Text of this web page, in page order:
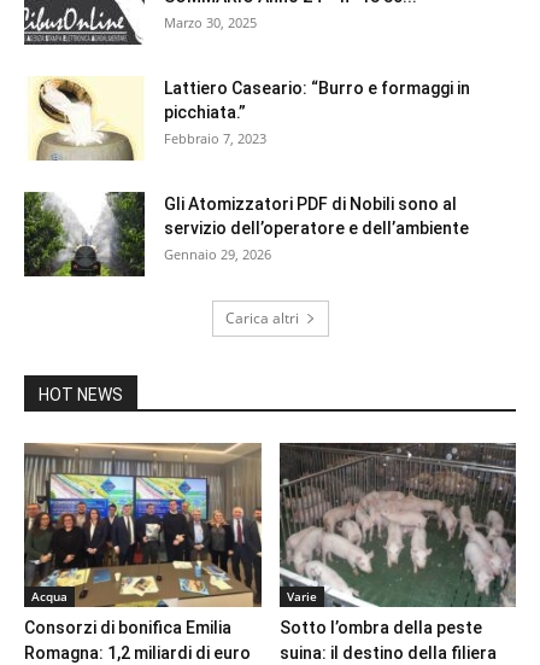
Marzo 30, 2025
Lattiero Caseario: “Burro e formaggi in
picchiata.”
Febbraio 7, 2023
Gli Atomizzatori PDF di Nobili sono al
servizio dell’operatore e dell’ambiente
Gennaio 29, 2026
Carica altri
HOT NEWS
Acqua
Consorzi di bonifica Emilia
Romagna: 1,2 miliardi di euro
Varie
Sotto l’ombra della peste
suina: il destino della filiera